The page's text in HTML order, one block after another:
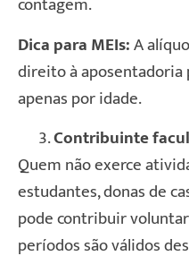
Dica para MEIs:A
direito à
apenas por idade.
Contribuinte
Quem não exerce
estudantes, donas de
pode contribuir
períodos são válidos